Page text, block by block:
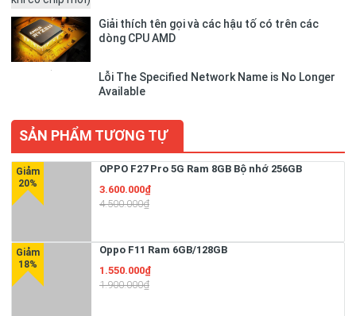
Giải thích tên gọi và các hậu tố có trên các
dòng CPU AMD
Lỗi The Specified Network Name is No Longer
Available
SẢN PHẨM TƯƠNG TỰ
OPPO F27 Pro 5G Ram 8GB Bộ nhớ 256GB
3.600.000₫
4.500.000₫
Oppo F11 Ram 6GB/128GB
1.550.000₫
1.900.000₫